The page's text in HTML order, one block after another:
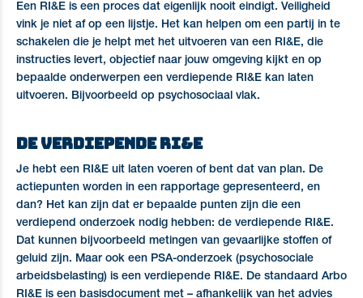
Een RI&E is een proces dat eigenlijk nooit eindigt. Veiligheid
vink je niet af op een lijstje. Het kan helpen om een partij in te
schakelen die je helpt met het uitvoeren van een RI&E, die
instructies levert, objectief naar jouw omgeving kijkt en op
bepaalde onderwerpen een verdiepende RI&E kan laten
uitvoeren. Bijvoorbeeld op psychosociaal vlak.
De verdiepende RI&E
Je hebt een RI&E uit laten voeren of bent dat van plan. De
actiepunten worden in een rapportage gepresenteerd, en
dan? Het kan zijn dat er bepaalde punten zijn die een
verdiepend onderzoek nodig hebben: de verdiepende RI&E.
Dat kunnen bijvoorbeeld metingen van gevaarlijke stoffen of
geluid zijn. Maar ook een PSA-onderzoek (psychosociale
arbeidsbelasting) is een verdiepende RI&E. De standaard Arbo
RI&E is een basisdocument met – afhankelijk van het advies